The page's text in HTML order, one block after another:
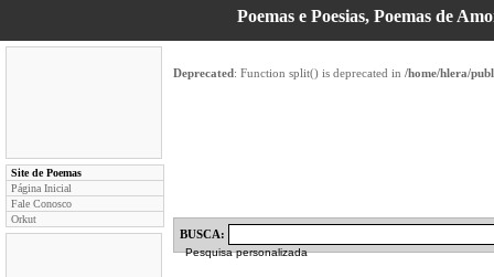
Poemas e Poesias, Poemas de
Site de Poemas
Página Inicial
Fale Conosco
Orkut
Deprecated: Function split() is deprecated in /home/hlera/
BUSCA:
Pesquisa personalizada